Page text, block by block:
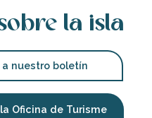
la isla
nuestro boletín
Oficina de Turisme